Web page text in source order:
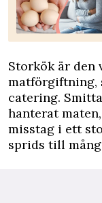
Storkök är den
matförgiftning,
catering.
hanterat
misstag i ett
sprids till